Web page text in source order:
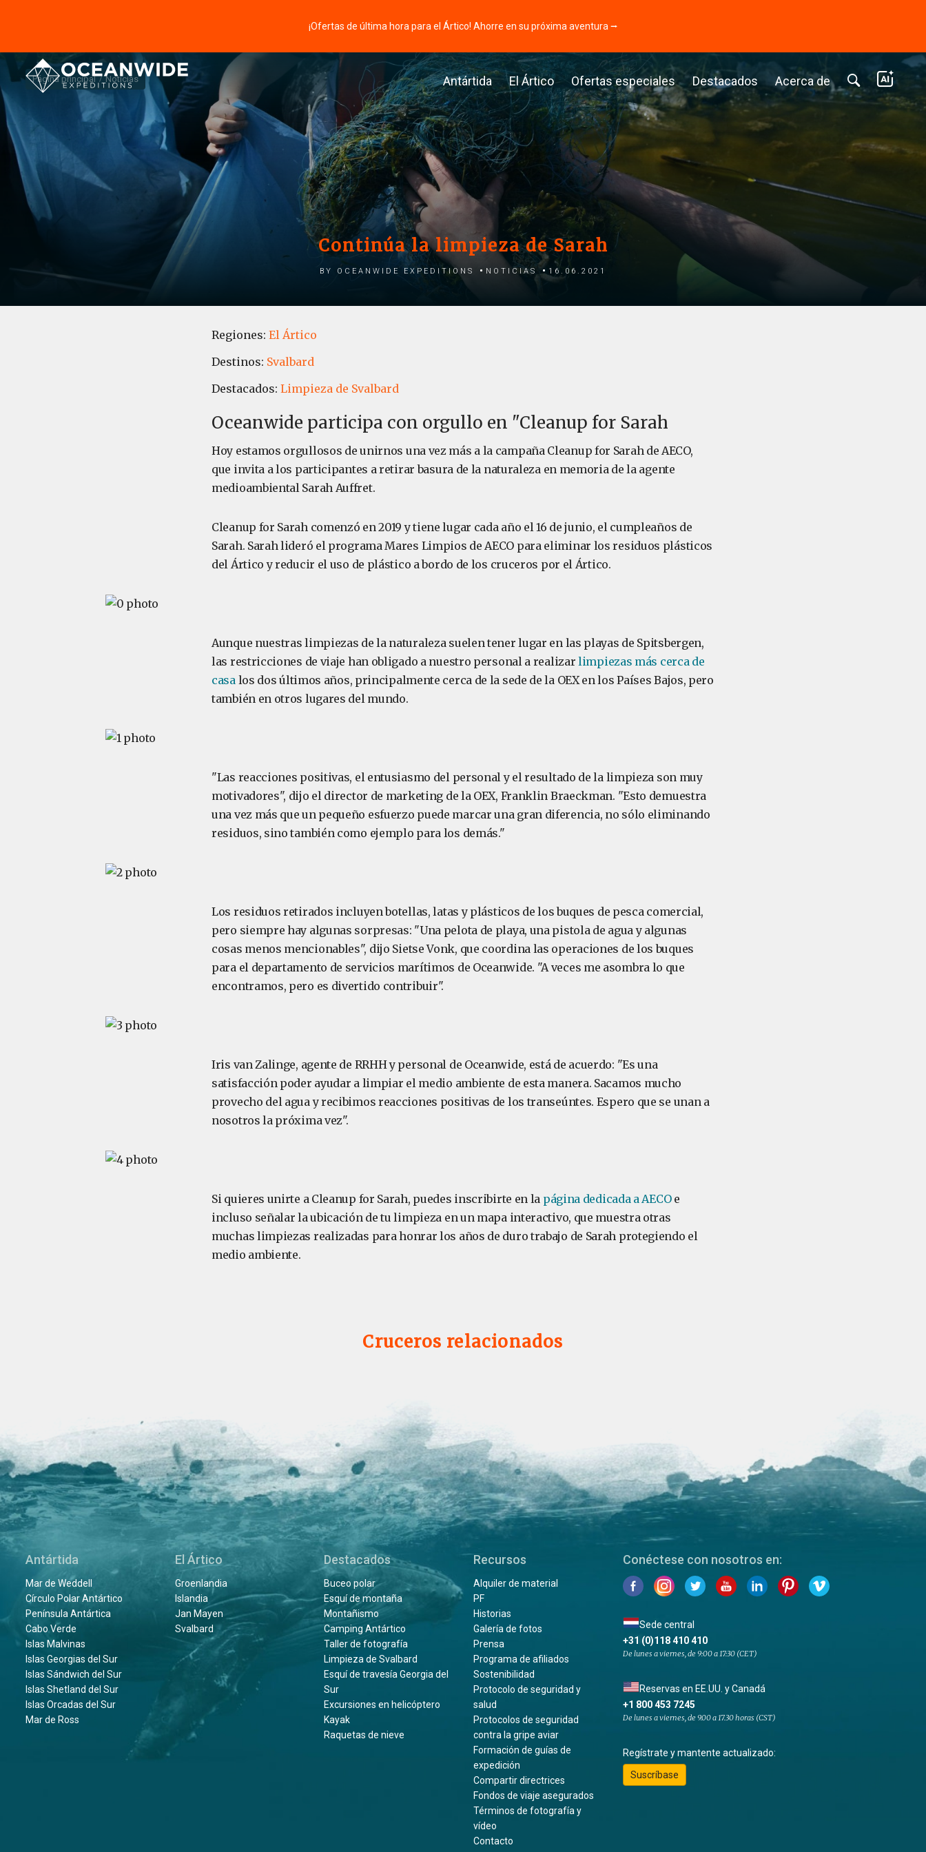
¡Ofertas de última hora para el Ártico! Ahorre en su próxima aventura ⭢
Antártida El Ártico Ofertas especiales Destacados Acerca de
Página principal Noticias
Continúa la limpieza de Sarah
by Oceanwide Expeditions Noticias 16.06.2021
Regiones: El Ártico
Destinos: Svalbard
Destacados: Limpieza de Svalbard
Oceanwide participa con orgullo en "Cleanup for Sarah
Hoy estamos orgullosos de unirnos una vez más a la campaña Cleanup for Sarah de AECO,
que invita a los participantes a retirar basura de la naturaleza en memoria de la agente
medioambiental Sarah Auffret.
Cleanup for Sarah comenzó en 2019 y tiene lugar cada año el 16 de junio, el cumpleaños de
Sarah. Sarah lideró el programa Mares Limpios de AECO para eliminar los residuos plásticos
del Ártico y reducir el uso de plástico a bordo de los cruceros por el Ártico.
Aunque nuestras limpiezas de la naturaleza suelen tener lugar en las playas de Spitsbergen,
las restricciones de viaje han obligado a nuestro personal a realizarlimpiezas más cerca de
casalos dos últimos años, principalmente cerca de la sede de la OEX en los Países Bajos, pero
también en otros lugares del mundo.
"Las reacciones positivas, el entusiasmo del personal y el resultado de la limpieza son muy
motivadores", dijo el director de marketing de la OEX, Franklin Braeckman. "Esto demuestra
una vez más que un pequeño esfuerzo puede marcar una gran diferencia, no sólo eliminando
residuos, sino también como ejemplo para los demás."
Los residuos retirados incluyen botellas, latas y plásticos de los buques de pesca comercial,
pero siempre hay algunas sorpresas: "Una pelota de playa, una pistola de agua y algunas
cosas menos mencionables", dijo Sietse Vonk, que coordina las operaciones de los buques
para el departamento de servicios marítimos de Oceanwide. "A veces me asombra lo que
encontramos, pero es divertido contribuir".
Iris van Zalinge, agente de RRHH y personal de Oceanwide, está de acuerdo: "Es una
satisfacción poder ayudar a limpiar el medio ambiente de esta manera. Sacamos mucho
provecho del agua y recibimos reacciones positivas de los transeúntes. Espero que se unan a
nosotros la próxima vez".
Si quieres unirte a Cleanup for Sarah, puedes inscribirte en la página dedicada a AECOe
incluso señalar la ubicación de tu limpieza en un mapa interactivo, que muestra otras
muchas limpiezas realizadas para honrar los años de duro trabajo de Sarah protegiendo el
medio ambiente.
Cruceros relacionados
Antártida
Mar de Weddell
Círculo Polar Antártico
Península Antártica
Cabo Verde
Islas Malvinas
Islas Georgias del Sur
Islas Sándwich del Sur
Islas Shetland del Sur
Islas Orcadas del Sur
Mar de Ross
El Ártico
Groenlandia
Islandia
Jan Mayen
Svalbard
Destacados
Buceo polar
Esquí de montaña
Montañismo
Camping Antártico
Taller de fotografía
Limpieza de Svalbard
Esquí de travesía Georgia del
Sur
Excursiones en helicóptero
Kayak
Raquetas de nieve
Recursos
Alquiler de material
PF
Historias
Galería de fotos
Prensa
Programa de afiliados
Sostenibilidad
Protocolo de seguridad y
salud
Protocolos de seguridad
contra la gripe aviar
Formación de guías de
expedición
Compartir directrices
Fondos de viaje asegurados
Términos de fotografía y
vídeo
Contacto
Conéctese con nosotros en:
Sede central
+31 (0)118 410 410
De lunes a viernes, de 9:00 a 17:30 (CET)
Reservas en EE.UU. y Canadá
+1 800 453 7245
De lunes a viernes, de 9.00 a 17.30 horas (CST)
Regístrate y mantente actualizado:
Suscríbase